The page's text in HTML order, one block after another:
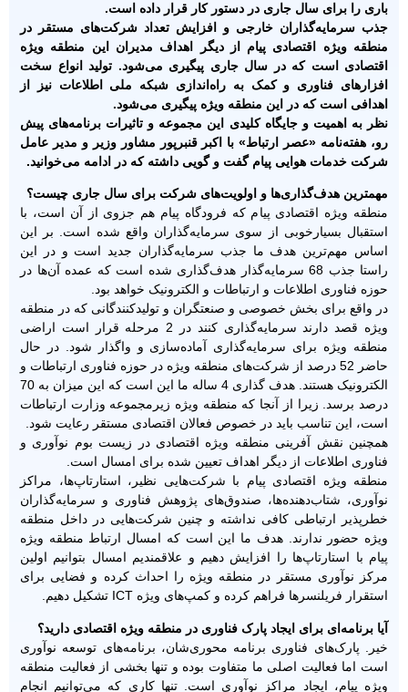
باری را برای سال جاری در دستور کار قرار داده است.
جذب سرمایه‌گذاران خارجی و افزایش تعداد شرکت‌های مستقر در
منطقه ویژه اقتصادی پیام از دیگر اهداف مدیران این منطقه ویژه
اقتصادی است که در سال جاری پیگیری می‌شود. تولید انواع سخت
افزارهای فناوری و کمک به راه‌اندازی شبکه ملی اطلاعات نیز از
اهدافی است که در این منطقه ویژه پیگیری می‌شود.
نظر به اهمیت و جایگاه کلیدی این مجموعه و تاثیرات برنامه‌های پیش
رو، هفته‌نامه «عصر ارتباط» با اکبر قنبرپور مشاور وزیر و مدیر عامل
شرکت خدمات هوایی پیام گفت و گویی داشته که در ادامه می‌خوانید.
مهمترین هدف‌گذاری‌ها و اولویت‌های شرکت برای سال جاری چیست؟
منطقه ویژه اقتصادی پیام که فرودگاه پیام هم جزوی از آن است، با
استقبال بسیارخوبی از سوی سرمایه‌گذاران واقع شده است. بر این
اساس مهم‌ترین هدف ما جذب سرمایه‌گذاران جدید است و در این
راستا جذب 68 سرمایه‌گذار هدف‌گذاری شده است که عمده آن‌ها در
حوزه فناوری اطلاعات و ارتباطات و الکترونیک خواهد بود.
در واقع برای بخش خصوصی و صنعتگران و تولیدکنندگانی که در منطقه
ویژه قصد دارند سرمایه‌گذاری کنند در 2 مرحله قرار است اراضی
منطقه ویژه برای سرمایه‌گذاری آماده‌سازی و واگذار شود. در حال
حاضر 52 درصد از شرکت‌های منطقه ویژه در حوزه فناوری ارتباطات و
الکترونیک هستند. هدف گذاری 4 ساله ما این است که این میزان به 70
درصد برسد. زیرا از آنجا که منطقه ویژه زیرمجموعه وزارت ارتباطات
است، این تناسب باید در خصوص فعالان اقتصادی مستقر رعایت شود.
همچنین نقش آفرینی منطقه ویژه اقتصادی در زیست بوم نوآوری و
فناوری اطلاعات از دیگر اهداف تعیین شده برای امسال است.
منطقه ویژه اقتصادی پیام با شرکت‌هایی نظیر، استارتاپ‌ها، مراکز
نوآوری، شتاب‌دهنده‌ها، صندوق‌های پژوهش فناوری و سرمایه‌گذاران
خطرپذیر ارتباطی کافی نداشته و چنین شرکت‌هایی در داخل منطقه
ویژه حضور ندارند. هدف ما این است که امسال ارتباط منطقه ویژه
پیام با استارتاپ‌ها را افزایش دهیم و علاقمندیم امسال بتوانیم اولین
مرکز نوآوری مستقر در منطقه ویژه را احداث کرده و فضایی برای
استقرار فریلنسرها فراهم کرده و کمپ‌های ویژه ICT تشکیل دهیم.
آیا برنامه‌ای برای ایجاد پارک فناوری در منطقه ویژه اقتصادی دارید؟
خیر. پارک‌های فناوری برنامه محوری‌شان، برنامه‌های توسعه نوآوری
است اما فعالیت اصلی ما متفاوت بوده و تنها بخشی از فعالیت منطقه
ویژه پیام، ایجاد مراکز نوآوری است. تنها کاری که می‌توانیم انجام